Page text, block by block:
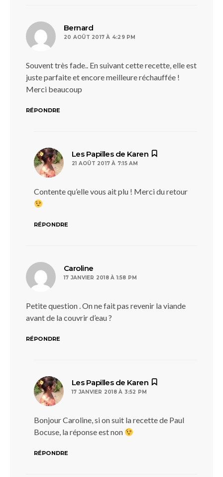
Bernard
20 AOÛT 2017 À 4:29 PM
Souvent très fade.. En suivant cette recette, elle est
juste parfaite et encore meilleure réchauffée !
Merci beaucoup
RÉPONDRE
Les Papilles de Karen
21 AOÛT 2017 À 7:15 AM
Contente qu’elle vous ait plu ! Merci du retour
RÉPONDRE
Caroline
17 JANVIER 2018 À 1:58 PM
Petite question . On ne fait pas revenir la viande
avant de la couvrir d’eau ?
RÉPONDRE
Les Papilles de Karen
17 JANVIER 2018 À 3:52 PM
Bonjour Caroline, si on suit la recette de Paul
Bocuse, la réponse est non
RÉPONDRE